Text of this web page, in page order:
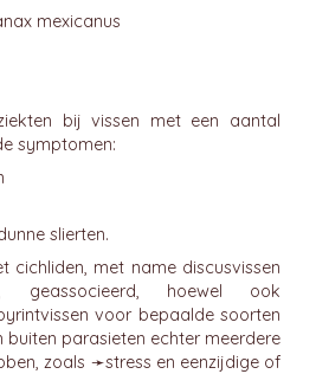
mexicanus
bij vissen met een aantal
symptomen:
slierten.
cichliden, met name discusvissen
geassocieerd, hoewel ook
voor bepaalde soorten
buiten parasieten echter meerdere
zoals ➛stress en eenzijdige of